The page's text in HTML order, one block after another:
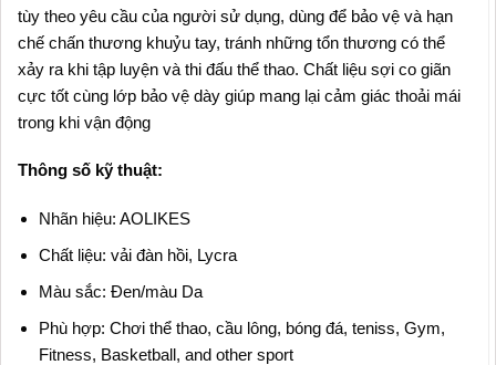
tùy theo yêu cầu của người sử dụng, dùng để bảo vệ và hạn
chế chấn thương khuỷu tay, tránh những tổn thương có thể
xảy ra khi tập luyện và thi đấu thể thao. Chất liệu sợi co giãn
cực tốt cùng lớp bảo vệ dày giúp mang lại cảm giác thoải mái
trong khi vận động
Thông số kỹ thuật:
Nhãn hiệu: AOLIKES
Chất liệu: vải đàn hồi, Lycra
Màu sắc: Đen/màu Da
Phù hợp: Chơi thể thao, cầu lông, bóng đá, teniss, Gym,
Fitness, Basketball, and other sport